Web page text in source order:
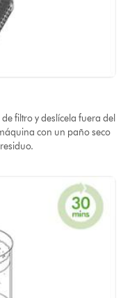
filtro y deslícela fuera del
con un paño seco